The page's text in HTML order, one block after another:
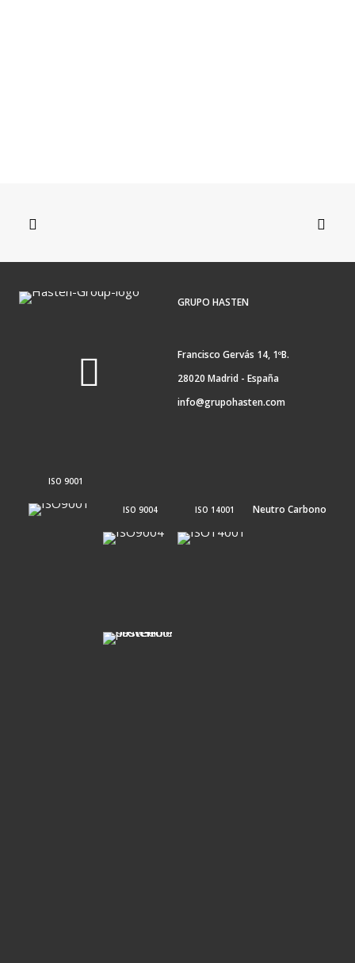
30 de julio de 2026
GRUPO HASTEN
Francisco Gervás 14, 1ºB.
28020 Madrid - España
info@grupohasten.com
ISO 9001
ISO 9004 ISO 14001 Neutro Carbono